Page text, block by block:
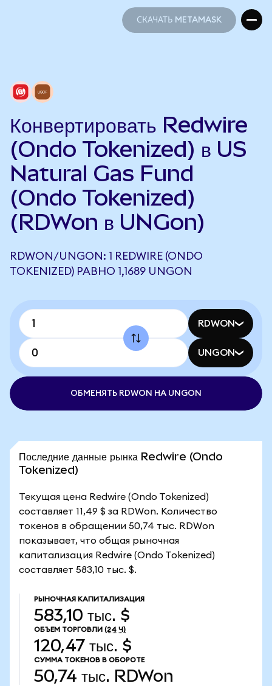
СКАЧАТЬ METAMASK
Конвертировать Redwire
(Ondo Tokenized) в US
Natural Gas Fund
(Ondo Tokenized)
(RDWon в UNGon)
RDWON/UNGON: 1 REDWIRE (ONDO
TOKENIZED) РАВНО 1,1689 UNGON
RDWON
UNGON
ОБМЕНЯТЬ RDWON НА UNGON
Последние данные рынка Redwire (Ondo
Tokenized)
Текущая цена Redwire (Ondo Tokenized)
составляет 11,49 $ за RDWon. Количество
токенов в обращении 50,74 тыс. RDWon
показывает, что общая рыночная
капитализация Redwire (Ondo Tokenized)
составляет 583,10 тыс. $.
РЫНОЧНАЯ КАПИТАЛИЗАЦИЯ
583,10 тыс. $
ОБЪЕМ ТОРГОВЛИ (24 Ч)
120,47 тыс. $
СУММА ТОКЕНОВ В ОБОРОТЕ
50,74 тыс. RDWon